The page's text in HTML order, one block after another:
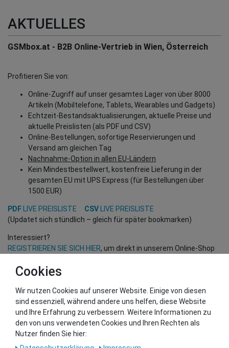
AKTUELLES
GSMbox.at - B2B Online-Vertrieb in Wien, Österreich
Profitieren Sie von:
Online-Zugriff auf unser gesamtes Lager von über 8000
Artikeln (Mobiltelefone, Tablets, Wearables und Gadgets)
Echtzeit-Bestandsaktualisierungen, aktuelle Preise und
aktuelle Preislisten (als PDF und CSV)
Online-Bestellungen, sofortige Reservierungen und
Versand am gleichen Tag
Nachnahme-Option in allen EU-Ländern
Kein Mindestbestellwert, kostenfreie Lieferung in der
gesamten EU mit UPS Express (für Bestellungen über
1500 EUR)
PDF LIVE PREISLISTE CSV
LIVE PREISLISTE
(Updatet sich stündlich – gleich für später bookmarken)
Interessiert?
REGISTRIEREN SIE SICH HIER, um direkt in unserem Online-Shop
(Nur für Wiederverkäufer und B2B Kunden – gültige EU UID
Sie wollen uns beliefern?
Kontaktieren Sie unser GSMshop Purchase Team
Whatsapp: +436766684438
Cookies
Wir nutzen Cookies auf unserer Website. Einige von diesen
sind essenziell, während andere uns helfen, diese Website
und Ihre Erfahrung zu verbessern. Weitere Informationen zu
den von uns verwendeten Cookies und Ihren Rechten als
Nutzer finden Sie hier: